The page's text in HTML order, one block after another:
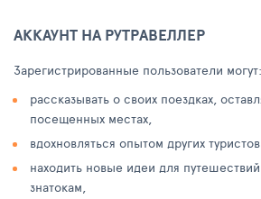
АККАУНТ НА РУТРАВЕЛЛЕР
Зарегистрированные пользователи могут:
рассказывать о своих поездках,
посещенных местах,
вдохновляться опытом других
находить новые идеи для
знатокам,